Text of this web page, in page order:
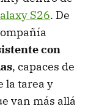
S26. De
con
, capaces de
la tarea y
van más allá